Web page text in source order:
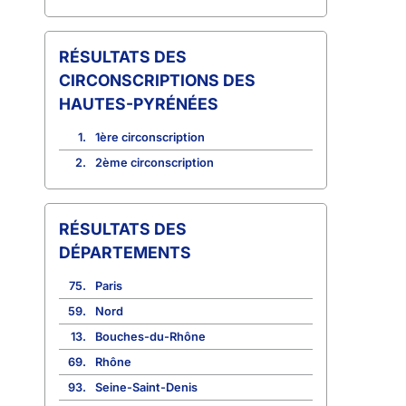
CIRCONSCRIPTIONS DES
HAUTES-PYRÉNÉES
1.
1ère circonscription
2.
2ème circonscription
RÉSULTATS DES
DÉPARTEMENTS
75.
Paris
59.
Nord
13.
Bouches-du-Rhône
69.
Rhône
93.
Seine-Saint-Denis